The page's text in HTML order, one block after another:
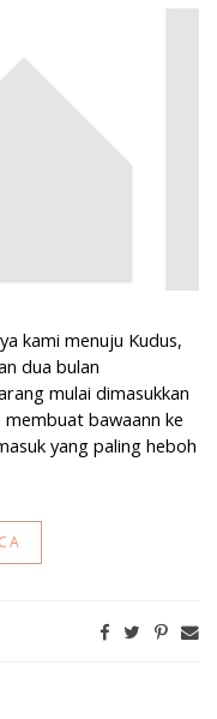
kami menuju Kudus,
dua bulan
mulai dimasukkan
bawaann ke
yang paling heboh